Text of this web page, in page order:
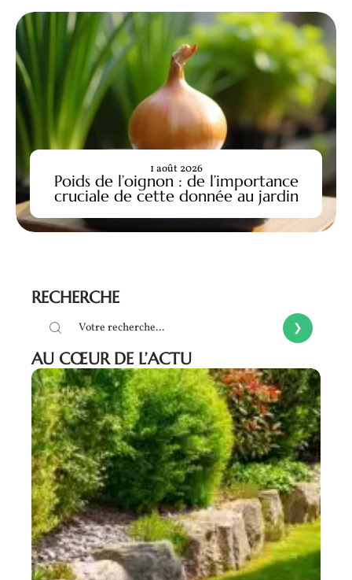
Poids de l’oignon : de l’importance
cruciale de cette donnée au jardin
1 août 2026
RECHERCHE
AU CŒUR DE L’ACTU